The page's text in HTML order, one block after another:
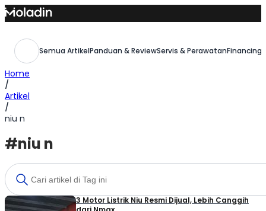
Skip
to
Semua ArtikelPanduan & ReviewServis & Perawatan
Home
/
Artikel
/
niu n
#niu n
3 Motor Listrik Niu Resmi Dijual, Lebih Canggih